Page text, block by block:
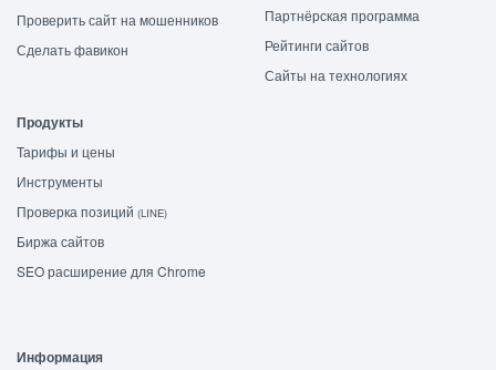
Проверить сайт на мошенников
Сделать фавикон
Партнёрская программа
Рейтинги сайтов
Сайты на технологиях
Продукты
Тарифы и цены
Инструменты
Проверка позиций (LINE)
Биржа сайтов
SEO расширение для Chrome
Информация